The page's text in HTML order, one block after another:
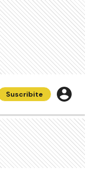
Suscribite